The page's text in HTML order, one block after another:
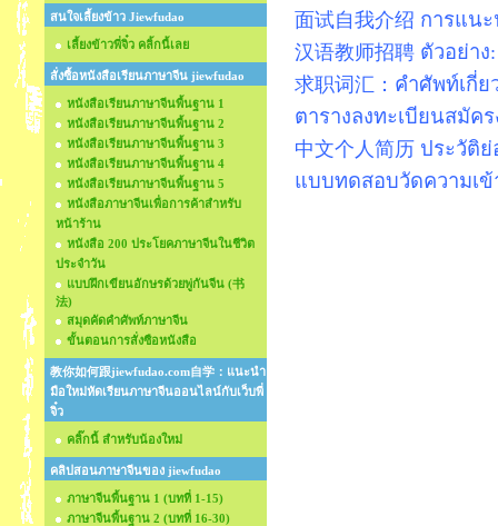
สนใจเลี้ยงข้าว Jiewfudao
เลี้ยงข้าวพี่จิ๋ว คลิ้กนี้เลย
สั่งซื้อหนังสือเรียนภาษาจีน jiewfudao
หนังสือเรียนภาษาจีนพื้นฐาน 1
หนังสือเรียนภาษาจีนพื้นฐาน 2
หนังสือเรียนภาษาจีนพื้นฐาน 3
หนังสือเรียนภาษาจีนพื้นฐาน 4
หนังสือเรียนภาษาจีนพื้นฐาน 5
หนังสือภาษาจีนเพื่อการค้าสำหรับ
หน้าร้าน
หนังสือ 200 ประโยคภาษาจีนในชีวิต
ประจำวัน
แบบฝึกเขียนอักษรด้วยพู่กันจีน (书
法)
สมุดคัดคำศัพท์ภาษาจีน
ขั้นตอนการสั่งซือหนังสือ
教你如何跟jiewfudao.com自学：แนะนำ
มือใหม่หัดเรียนภาษาจีนออนไลน์กับเว็บพี่
จิ๋ว
คลิ๊กนี้ สำหรับน้องใหม่
คลิปสอนภาษาจีนของ jiewfudao
ภาษาจีนพื้นฐาน 1 (บทที่ 1-15)
ภาษาจีนพื้นฐาน 2 (บทที่ 16-30)
面试自我介绍 การแ
汉语教师招聘 ตัวอย่
求职词汇：คําศัพท์เกี่
ตารางลงทะเบียนสมั
中文个人简历 ประวัติ
แบบทดสอบวัดความเ